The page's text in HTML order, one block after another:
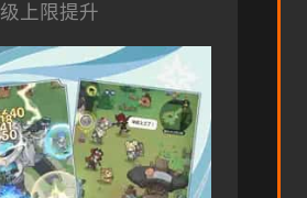
上限提升